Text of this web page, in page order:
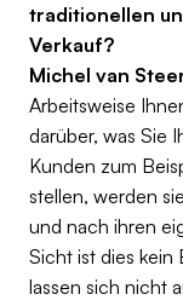
traditionellen
Verkauf?
Michel van
Arbeitsweise
darüber, was Sie
Kunden zum
stellen, werden
und nach ihren
Sicht ist dies kein
lassen sich nicht